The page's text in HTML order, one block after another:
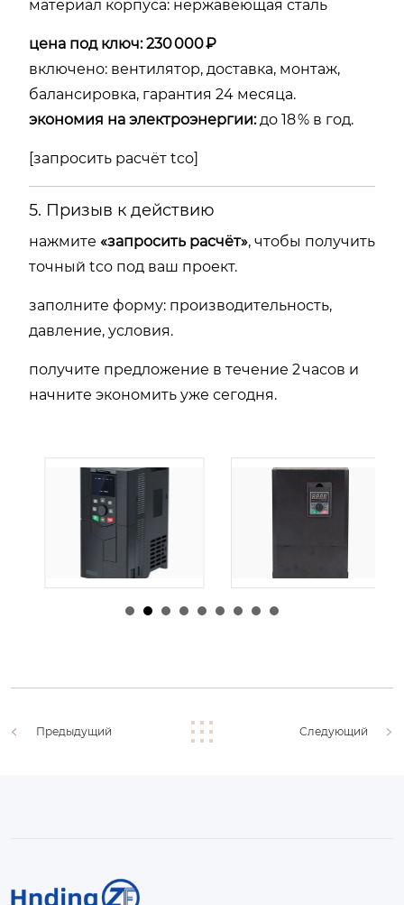
материал корпуса: нержавеющая сталь
цена под ключ: 230 000 ₽
включено: вентилятор, доставка, монтаж,
балансировка, гарантия 24 месяца.
экономия на электроэнергии:до 18 % в год.
[запросить расчёт tco]
5. Призыв к действию
нажмите «запросить расчёт», чтобы получить
точный tco под ваш проект.
заполните форму: производительность,
давление, условия.
получите предложение в течение 2 часов и
начните экономить уже сегодня.
由admin |30 1 月,
由admin |29 1 月,
Предыдущий Следующий